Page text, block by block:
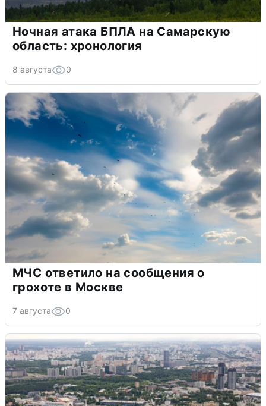
Ночная атака БПЛА на Самарскую
область: хронология
8 августа 0
МЧС ответило на сообщения о
грохоте в Москве
7 августа 0